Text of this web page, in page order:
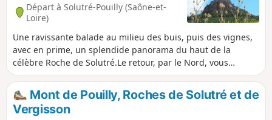
Départ à Solutré-Pouilly (Saône-et-
Loire)
Une ravissante balade au milieu des buis, puis des vignes,
avec en prime, un splendide panorama du haut de la
célèbre Roche de Solutré.Le retour, par le Nord, vous
permet de sortir du chemin officiel et de son flot
touristique. Il n'est plus possible de garer son véhicule sur
le parking de départ de la balade. Il y a d'autres possibilités
au dessus.
Mont de Pouilly, Roches de Solutré et de
Vergisson